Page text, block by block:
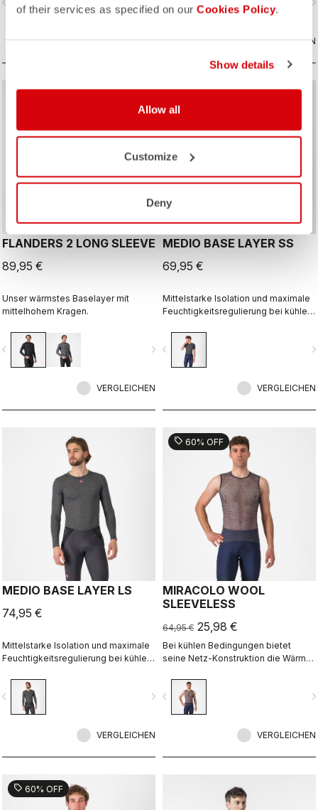
of their services as specified on our Cookies Policy.
Show details
Allow all
Customize
Deny
Tagen, damit Sie sich wohl fühlen. navigate_nextnavigate_before
VERGLEICHEN
FLANDERS 2 LONG SLEEVE
89,95 €
Unser wärmstes Baselayer mit
mittelhohem Kragen.
navigate_next
VERGLEICHEN
MEDIO BASE LAYER SS
69,95 €
Mittelstarke Isolation und maximale
Feuchtigkeitsregulierung bei kühlen
navigate_before
VERGLEICHEN
MEDIO BASE LAYER LS
74,95 €
Mittelstarke Isolation und maximale
Feuchtigkeitsregulierung bei kühlen
navigate_next
VERGLEICHEN
sell 60% OFF
MIRACOLO WOOL
SLEEVELESS
64,95 € 25,98 €
Bei kühlen Bedingungen bietet
seine Netz-Konstruktion die Wärme
Belastungsintensität nicht
durchnässt.
navigate_before
VERGLEICHEN
sell 60% OFF